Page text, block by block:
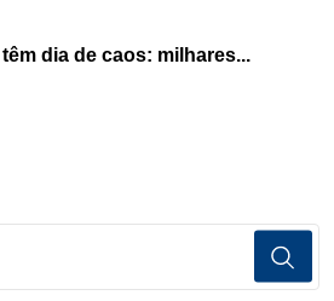
dia de caos: milhares...